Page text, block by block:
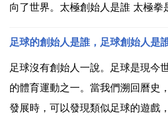
向了世界。太極創始人是誰 太極拳
拳技之中，是既滿足武技，又兼悟
道家文化流派。所以外國人稱太極
是...
足球的創始人是誰，足球創始人是
足球沒有創始人一說。足球是現今
的體育運動之一。當我們溯回曆史
發展時，可以發現類似足球的遊戲